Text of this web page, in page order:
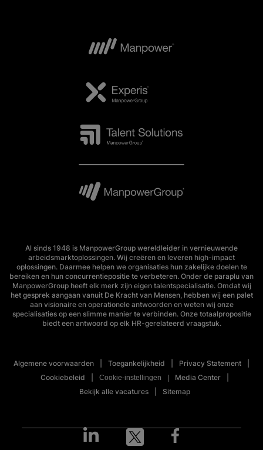
Al sinds 1948 is ManpowerGroup wereldleider in vernieuwende
arbeidsmarktoplossingen. Wij creëren en leveren high-impact
oplossingen. Daarmee helpen we organisaties hun zakelijke doelen te
bereiken en hun concurrentiepositie te verbeteren. Onder de paraplu van
ManpowerGroup heeft elk merk zijn eigen talentspecialisatie. Omdat wij
het gesprek aangaan vanuit De Kracht van Mensen, hebben wij een palet
aan visionaire en operationele antwoorden en weten wij onze
specialisaties op een slimme manier te verbinden. Onze totaalpropositie
biedt een antwoord op elk HR-gerelateerd vraagstuk.
Algemene voorwaarden Toegankelijkheid
Privacy Statement
Cookiebeleid
Cookie-instellingen
Media Center
Bekijk alle vacatures
Sitemap